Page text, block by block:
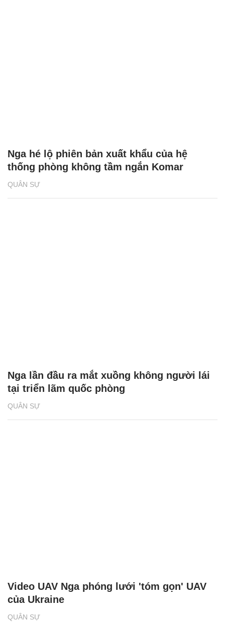
QUÂN SỰ
Nga hé lộ phiên bản xuất khẩu của hệ
thống phòng không tầm ngắn Komar
QUÂN SỰ
Nga lần đầu ra mắt xuồng không người lái
tại triển lãm quốc phòng
QUÂN SỰ
Video UAV Nga phóng lưới 'tóm gọn' UAV
của Ukraine